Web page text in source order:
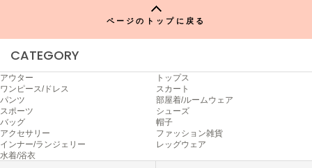
KEEN
キーン
LAATO
ラート
le
ル
ページのトップに戻る
CATEGORY
アウター
トップス
ワンピース/ドレス
スカート
パンツ
部屋着/ルームウェア
スポーツ
シューズ
バッグ
帽子
アクセサリー
ファッション雑貨
インナー/ランジェリー
レッグウェア
水着/浴衣